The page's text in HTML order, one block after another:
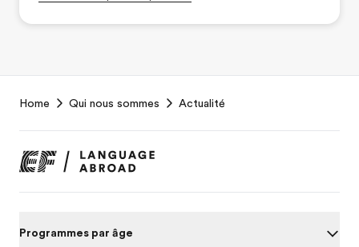
Footer
Home Qui nous sommes Actualité
Programmes par âge